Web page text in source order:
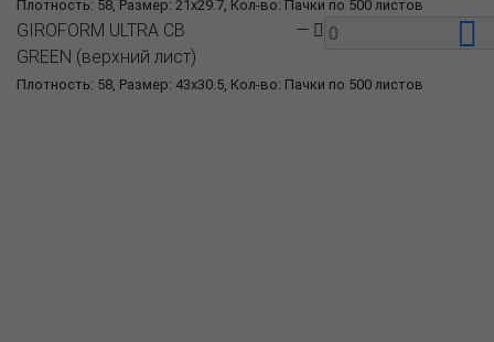
Плотность: 58, Размер: 21x29.7, Кол-во: Пачки по 500 листов
Плотность: 58, Размер: 43x30.5, Кол-во: Пачки по 500 листов
GIROFORM ULTRA CB
GREEN (верхний лист)
—